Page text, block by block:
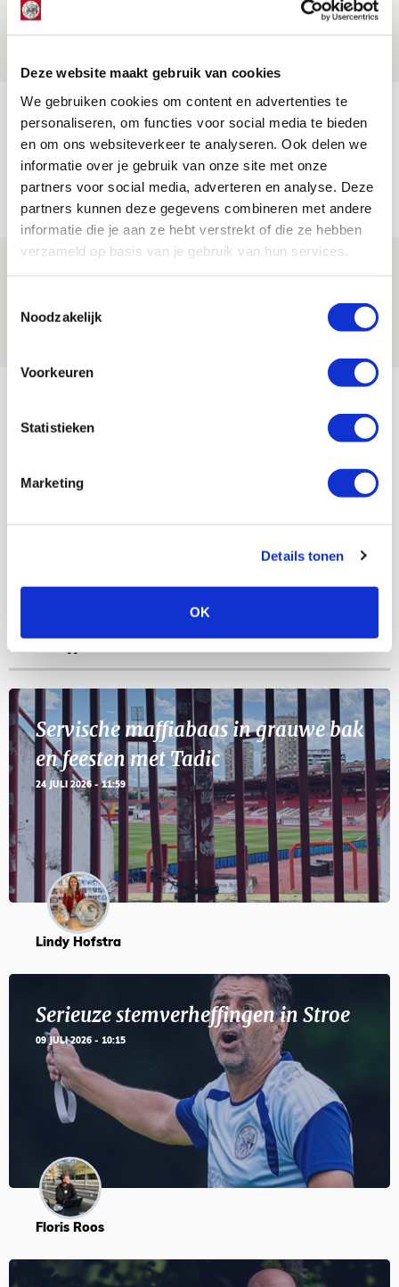
Deze website maakt gebruik van cookies
We gebruiken cookies om content en advertenties te
personaliseren, om functies voor social media te bieden
en om ons websiteverkeer te analyseren. Ook delen we
informatie over je gebruik van onze site met onze
partners voor social media, adverteren en analyse. Deze
partners kunnen deze gegevens combineren met andere
informatie die je aan ze hebt verstrekt of die ze hebben
verzameld op basis van je gebruik van hun services.
Noodzakelijk
Voorkeuren
Statistieken
Marketing
Details tonen
OK
leidersrol bij Ajax
05 AUGUSTUS 2026 - 20:00
Míchels elf: zie jij al rol voor
aanwinsten in thuisduel met
Shelbourne?
05 AUGUSTUS 2026 - 15:35
NIEUWS
05 AUGUSTUS 2026 - 15:00
AGENDA
23
Selectiedag ballenjongens/-meiden
Geef Mij Maar Amsterdam
BLOGS
Servische maffiabaas in grauwe bak
en feesten met Tadic
24 JULI 2026 - 11:59
Lindy Hofstra
Serieuze stemverheffingen in Stroe
09 JULI 2026 - 10:15
Floris Roos